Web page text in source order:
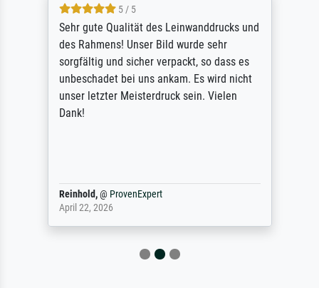
5 / 5
Sehr gute Qualität des Leinwanddrucks und
des Rahmens! Unser Bild wurde sehr
sorgfältig und sicher verpackt, so dass es
unbeschadet bei uns ankam. Es wird nicht
unser letzter Meisterdruck sein. Vielen
Dank!
Reinhold,@ ProvenExpert
April 22, 2026